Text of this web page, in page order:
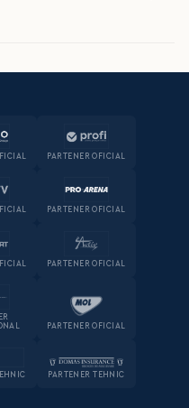
PARTENER OFICIAL
PARTENER OFICIAL
PARTENER OFICIAL
PARTENER OFICIAL
PARTENER TEHNIC